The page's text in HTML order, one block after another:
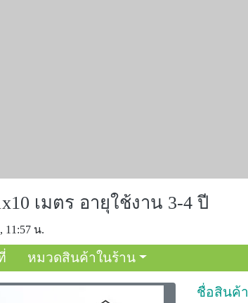
เมตร อายุใช้งาน 3-4 ปี
11:57 น.
หมวดสินค้าในร้าน
ชื่อสินค้